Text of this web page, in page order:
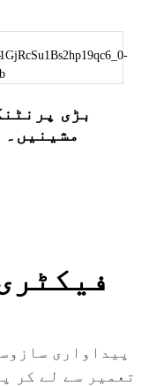
بڑی
مشینیں۔
پیداواری
تعمیر سے لے کر